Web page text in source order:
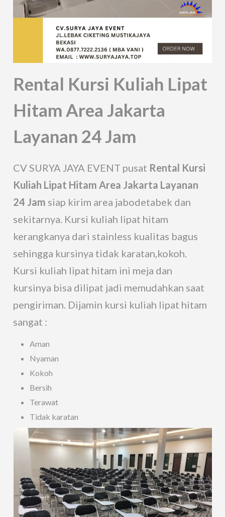
Rental Kursi Kuliah Lipat
Hitam Area Jakarta
Layanan 24 Jam
CV SURYA JAYA EVENT pusat Rental Kursi
Kuliah Lipat Hitam Area Jakarta Layanan
24 Jam siap kirim area jabodetabek dan
sekitarnya. Kursi kuliah lipat hitam
kerangkanya dari stainless kualitas bagus
sehingga kursinya tidak karatan,kokoh.
Kursi kuliah lipat hitam ini meja dan
kursinya bisa dilipat jadi memudahkan saat
pengiriman. Dijamin kursi kuliah lipat hitam
sangat :
Aman
Nyaman
Kokoh
Bersih
Terawat
Tidak karatan